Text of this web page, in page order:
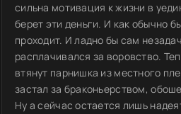
сильна мотивация к жизни в
берет эти деньги. И как обычно
проходит. И ладно бы сам
расплачивался за воровство.
втянут парнишка из местного
застал за браконьерством,
Ну а сейчас остается лишь